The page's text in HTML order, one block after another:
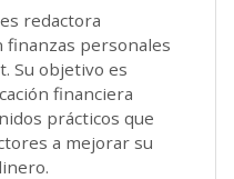
redactora
finanzas personales
Su objetivo es
financiera
prácticos que
a mejorar su